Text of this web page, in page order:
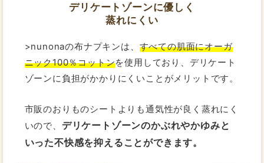
デリケートゾーンに優しく
蒸れにくい
>nunonaの布ナプキンは、 すべての肌面にオーガ
ニック100％コットンを使用しており、デリケート
ゾーンに負担がかかりにくいことがメリットです。
市販のおりものシートよりも通気性が良く蒸れにく
いので、 デリケートゾーンのかぶれやかゆみと
いった不快感を抑えることができます。